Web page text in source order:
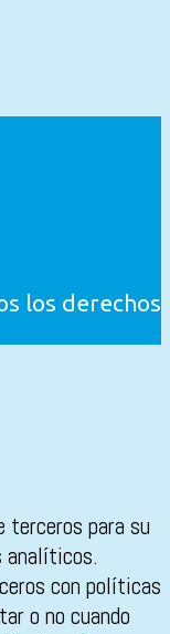
los derechos
terceros para su
analíticos.
con políticas
o no cuando